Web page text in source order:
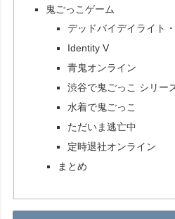
鬼ごっこゲーム
デッドバイデイライト
Identity V
青鬼オンライン
渋谷で鬼ごっこ シリー
水着で鬼ごっこ
ただいま逃亡中
定時退社オンライン
まとめ